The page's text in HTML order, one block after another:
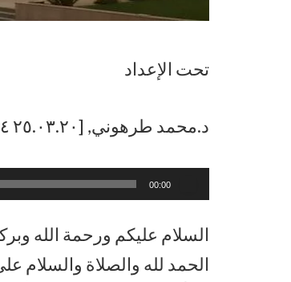
تحت الإعداد
د.محمد طرهوني, [٢٥.٠٣.٢٠ ١٨:٢٤]
الصوت
00:00
السلام عليكم ورحمة الله
الحمد لله والصلاة والسلام